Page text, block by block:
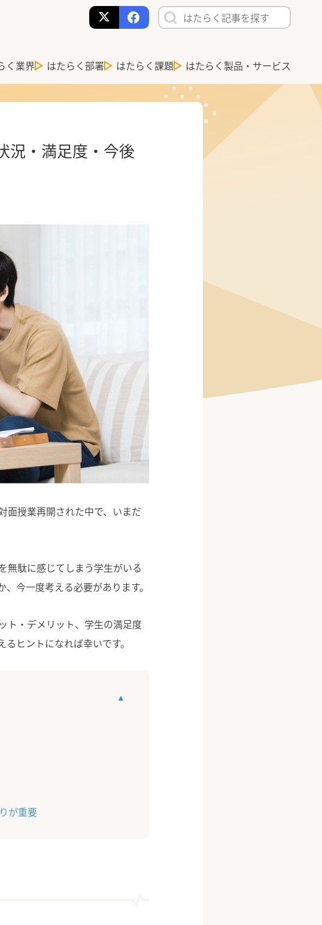
く業界 はたらく部署 はたらく課題 はたらく製品・サービス
況・満足度・今後
面授業再開された中で、いまだ
無駄に感じてしまう学生がいる
今一度考える必要があります。
ト・デメリット、学生の満足度
ヒントになれば幸いです。
が重要